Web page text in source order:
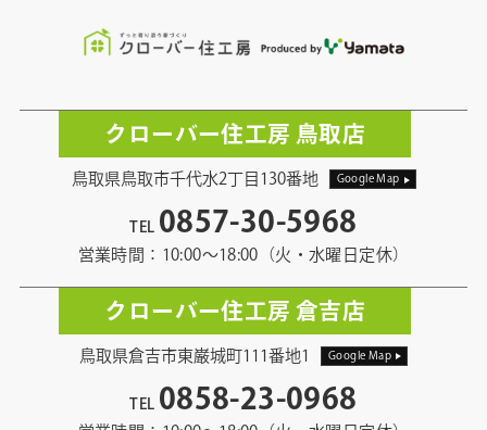
クローバー住工房 鳥取店
鳥取県鳥取市千代水2丁目130番地 Google Map
TEL 0857-30-5968
営業時間：10:00〜18:00（火・水曜日定休）
クローバー住工房 倉吉店
鳥取県倉吉市東巌城町111番地1 Google Map
TEL 0858-23-0968